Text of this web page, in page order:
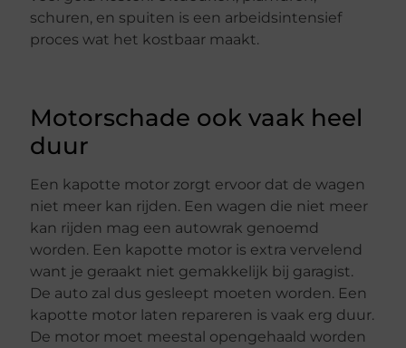
schuren, en spuiten is een arbeidsintensief
proces wat het kostbaar maakt.
Motorschade ook vaak heel
duur
Een kapotte motor zorgt ervoor dat de wagen
niet meer kan rijden. Een wagen die niet meer
kan rijden mag een autowrak genoemd
worden. Een kapotte motor is extra vervelend
want je geraakt niet gemakkelijk bij garagist.
De auto zal dus gesleept moeten worden. Een
kapotte motor laten repareren is vaak erg duur.
De motor moet meestal opengehaald worden